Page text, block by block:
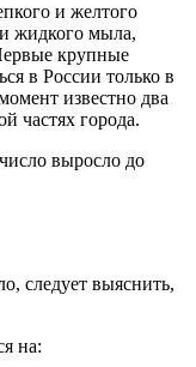
и желтого
жидкого мыла,
крупные
в России только в
известно два
частях города.
выросло до
следует выяснить,
на: